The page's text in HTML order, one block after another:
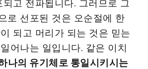
로 선포된 것은 오순절에 한
되고 머리가 되는 것은 믿는
어나는 일입니다. 같은 이치
나의 유기체로 통일시키시는